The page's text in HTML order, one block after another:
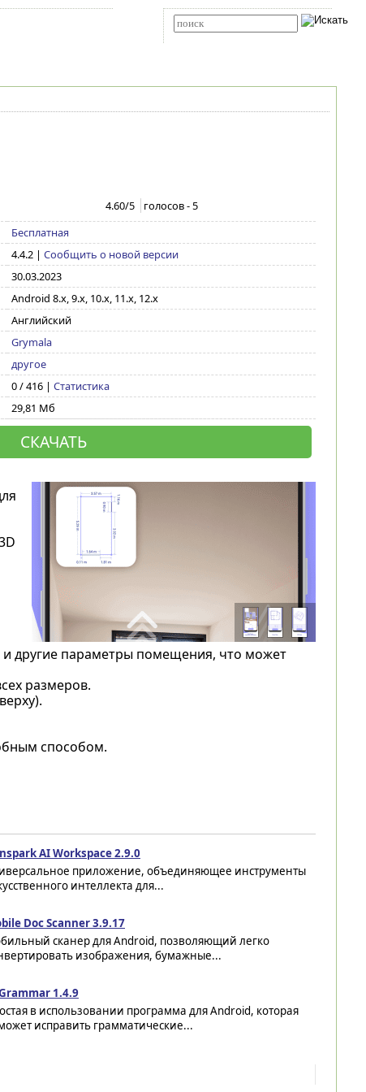
4.60/5 голосов -5
Бесплатная
4.4.2| Сообщить о новой версии
30.03.2023
Android 8.x, 9.x, 10.x, 11.x, 12.x
Английский
Grymala
другое
0 / 416 | Статистика
29,81 Мб
СКАЧАТЬ
другие параметры помещения, что может
размеров.
способом.
AI Workspace 2.9.0
приложение, объединяющее инструменты
интеллекта для...
Doc Scanner 3.9.17
сканер для Android, позволяющий легко
изображения, бумажные...
1.4.9
в использовании программа для Android, которая
исправить грамматические...